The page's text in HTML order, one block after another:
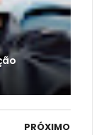
PRÓXIMO